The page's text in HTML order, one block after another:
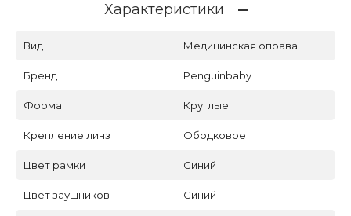
Характеристики
Вид Медицинская оправа
Бренд Penguinbaby
Форма Круглые
Крепление линз Ободковое
Цвет рамки Синий
Цвет заушников Синий